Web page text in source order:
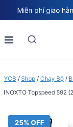
to
content
Miễn phí giao
YCB / Shop / Chạy Bộ /
INOXTO Topspeed 592
25% OFF